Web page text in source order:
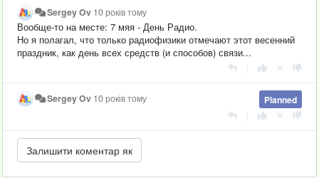
Sergey Ov 10 років тому
Вообще-то на месте: 7 мяя - День Радио.
Но я полагал, что только радиофизики отмечают этот весенний
праздник, как день всех средств (и способов) связи...
Planned
Sergey Ov 10 років тому